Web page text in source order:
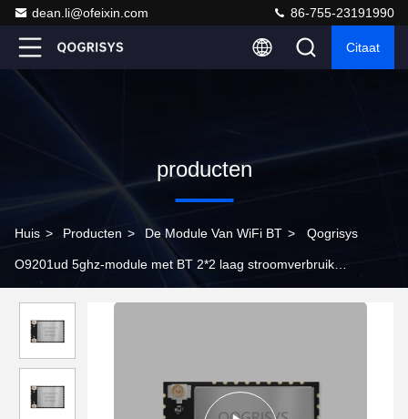
dean.li@ofeixin.com 86-755-23191990
Citaat
producten
Huis > Producten > De Module Van WiFi BT > Qogrisys
O9201ud 5ghz-module met BT 2*2 laag stroomverbruik